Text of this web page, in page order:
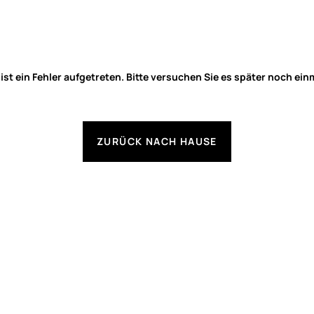
ist ein Fehler aufgetreten. Bitte versuchen Sie es später noch
ZURÜCK NACH HAUSE